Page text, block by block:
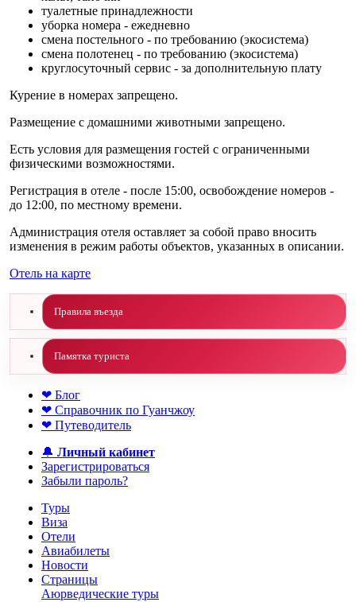
туалетные принадлежности
уборка номера - ежедневно
смена постельного - по требованию (экосистема)
смена полотенец - по требованию (экосистема)
круглосуточный сервис - за дополнительную плату
Курение в номерах запрещено.
Размещение с домашними животными запрещено.
Есть условия для размещения гостей с ограниченными
физическими возможностями.
Регистрация в отеле - после 15:00, освобождение номеров -
до 12:00, по местному времени.
Администрация отеля оставляет за собой право вносить
изменения в режим работы объектов, указанных в описании.
Отель на карте
Правила въезда
Памятка туриста
❤ Блог
❤ Справочник по Гуанчжоу
❤ Путеводитель
🔔 Личный кабинет
Зарегистрироваться
Забыли пароль?
Туры
Виза
Отели
Авиабилеты
Новости
Страницы
Аюрведические туры